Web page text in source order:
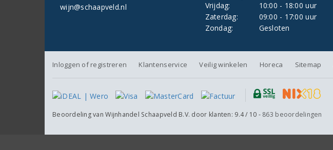
wijn@schaapveld.nl
Vrijdag:
10:00 - 18:00 uur
Zaterdag:
09:00 - 17:00 uur
Zondag:
Gesloten
Inloggen of registreren Klantenservice Veilig winkelen Horeca Sitemap
Beoordeling vanWijnhandel Schaapveld B.V. door klanten: 9.4/ 10 - 863 beoordelingen